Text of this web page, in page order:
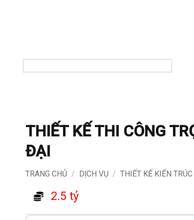
THIẾT KẾ THI CÔNG
ĐẠI
TRANG CHỦ / DỊCH VỤ / THIẾT KẾ KIẾN TRÚC
2.5 tỷ